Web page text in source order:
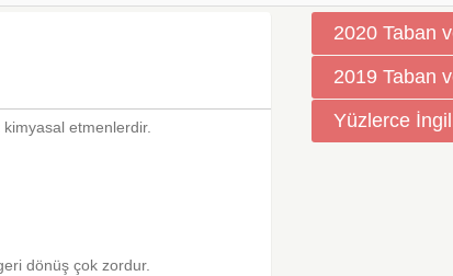
etmenlerdir.
dönüş çok zordur.
2020 Taban
2019 Taban
Yüzlerce